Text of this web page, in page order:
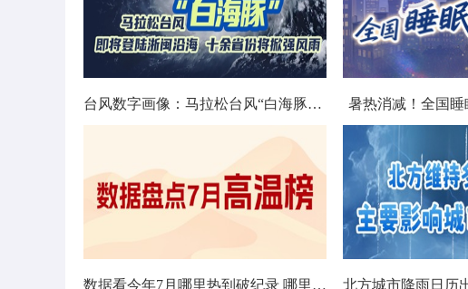
台风数字画像：马拉松台风“白海豚”将影响十余省份 暑热消减！全国
数据看今年7月哪里热到破纪录 哪里暑热连轴转